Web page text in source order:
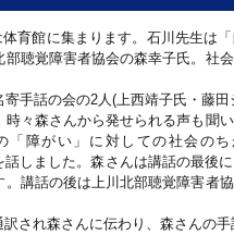
育館に集まります。石川先生は
聴覚障害者協会の森幸子氏。社
手話の会の2人(上西靖子氏・藤
々森さんから発せられる声も聞
障がい」に対しての社会のち
話しました。森さんは講話の最後
講話の後は上川北部聴覚障害者
され森さんに伝わり、森さんの手